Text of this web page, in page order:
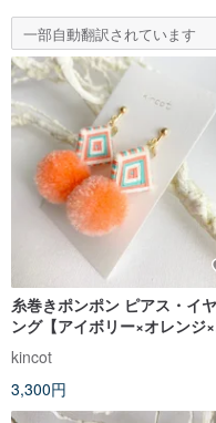
一部自動翻訳されています
糸巻きポンポン ピアス・イ
ング【アイボリー×オレンジ
メラルド】
kincot
3,300円